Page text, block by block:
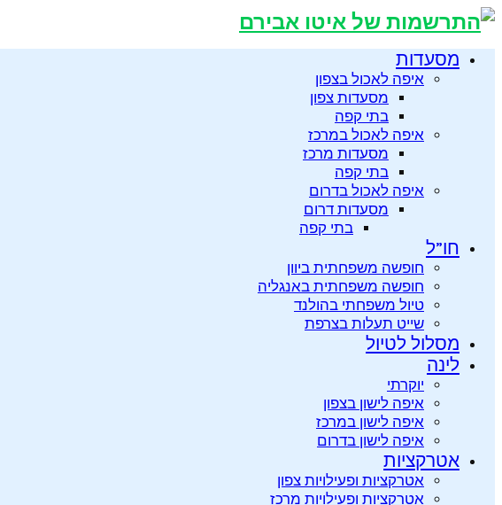
מסעדות
איפה לאכול בצפון
מסעדות צפון
בתי קפה
איפה לאכול במרכז
מסעדות מרכז
בתי קפה
איפה לאכול בדרום
מסעדות דרום
בתי קפה
חו”ל
חופשה משפחתית ביוון
חופשה משפחתית באנגליה
טיול משפחתי בהולנד
שייט תעלות בצרפת
מסלול לטיול
לינה
יוקרתי
איפה לישון בצפון
איפה לישון במרכז
איפה לישון בדרום
אטרקציות
אטרקציות ופעילויות צפון
אטרקציות ופעילויות מרכז